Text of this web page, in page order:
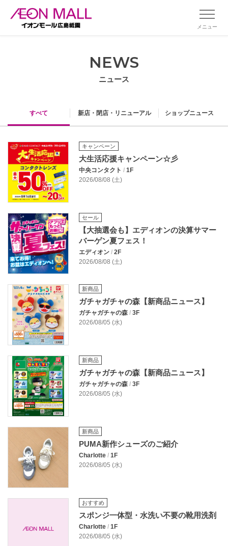
メニュー
NEWS
ニュース
すべて 新店・閉店・リニューアル ショップニュース
キャンペーン
大生活応援キャンペーン☆彡
中央コンタクト / 1F
2026/08/08 (土)
セール
【大抽選会も】エディオンの決算サマー
バーゲン夏フェス！
エディオン / 2F
2026/08/08 (土)
新商品
ガチャガチャの森【新商品ニュース】
ガチャガチャの森 / 3F
2026/08/05 (水)
新商品
ガチャガチャの森【新商品ニュース】
ガチャガチャの森 / 3F
2026/08/05 (水)
新商品
PUMA新作シューズのご紹介
Charlotte / 1F
2026/08/05 (水)
おすすめ
スポンジ一体型・水洗い不要の靴用洗剤
Charlotte / 1F
2026/08/05 (水)